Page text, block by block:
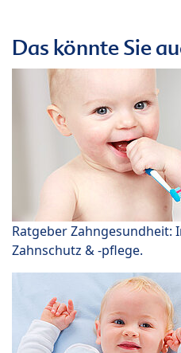
Das könnte Sie
Ratgeber Zahngesundheit:
Zahnschutz & -pflege.